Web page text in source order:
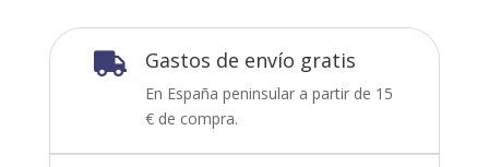
 Gastos de envío gratis
En España peninsular a partir de 15
€ de compra.